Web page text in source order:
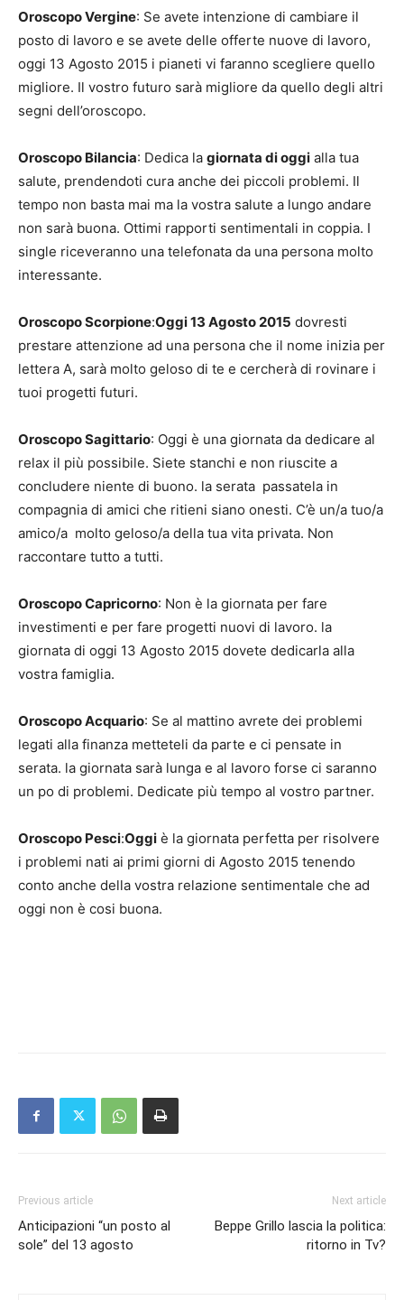
Oroscopo Vergine: Se avete intenzione di cambiare il
posto di lavoro e se avete delle offerte nuove di lavoro,
oggi 13 Agosto 2015 i pianeti vi faranno scegliere quello
migliore. Il vostro futuro sarà migliore da quello degli altri
segni dell’oroscopo.
Oroscopo Bilancia: Dedica la giornata di oggi alla tua
salute, prendendoti cura anche dei piccoli problemi. Il
tempo non basta mai ma la vostra salute a lungo andare
non sarà buona. Ottimi rapporti sentimentali in coppia. I
single riceveranno una telefonata da una persona molto
interessante.
Oroscopo Scorpione:Oggi 13 Agosto 2015 dovresti
prestare attenzione ad una persona che il nome inizia per
lettera A, sarà molto geloso di te e cercherà di rovinare i
tuoi progetti futuri.
Oroscopo Sagittario: Oggi è una giornata da dedicare al
relax il più possibile. Siete stanchi e non riuscite a
concludere niente di buono. la serata passatela in
compagnia di amici che ritieni siano onesti. C’è un/a tuo/a
amico/a molto geloso/a della tua vita privata. Non
raccontare tutto a tutti.
Oroscopo Capricorno: Non è la giornata per fare
investimenti e per fare progetti nuovi di lavoro. la
giornata di oggi 13 Agosto 2015 dovete dedicarla alla
vostra famiglia.
Oroscopo Acquario: Se al mattino avrete dei problemi
legati alla finanza metteteli da parte e ci pensate in
serata. la giornata sarà lunga e al lavoro forse ci saranno
un po di problemi. Dedicate più tempo al vostro partner.
Oroscopo Pesci:Oggi è la giornata perfetta per risolvere
i problemi nati ai primi giorni di Agosto 2015 tenendo
conto anche della vostra relazione sentimentale che ad
oggi non è cosi buona.
Previous article
Anticipazioni “un posto al
sole” del 13 agosto
Next article
Beppe Grillo lascia la politica:
ritorno in Tv?